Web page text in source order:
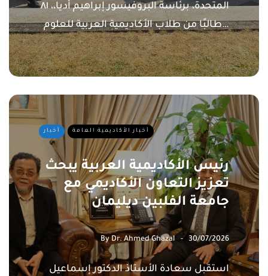
المتحدة، برئاسة البروفيسور إبراهيم أديا،، ٨١
طالبًا من طلاب الأكاديمية العربية للعلوم…
أخبار أخبار الأكاديمية العامة
رئيس الأكاديمية العربية يبحث
تعزيز التعاون الأكاديمي مع
جامعة الفلبين ديليمان
ByDr. Ahmed Ghazal 30/07/2026
استقبل سعادة الأستاذ الدكتور إسماعيل